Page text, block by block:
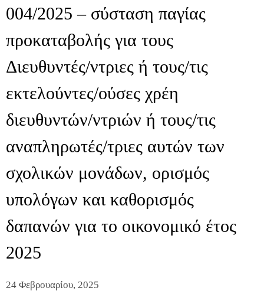
004/2025 – σύσταση παγίας
προκαταβολής για τους
Διευθυντές/ντριες ή τους/τις
εκτελούντες/ούσες χρέη
διευθυντών/ντριών ή τους/τις
αναπληρωτές/τριες αυτών των
σχολικών μονάδων, ορισμός
υπολόγων και καθορισμός
δαπανών για το οικονομικό έτος
2025
24 Φεβρουαρίου, 2025